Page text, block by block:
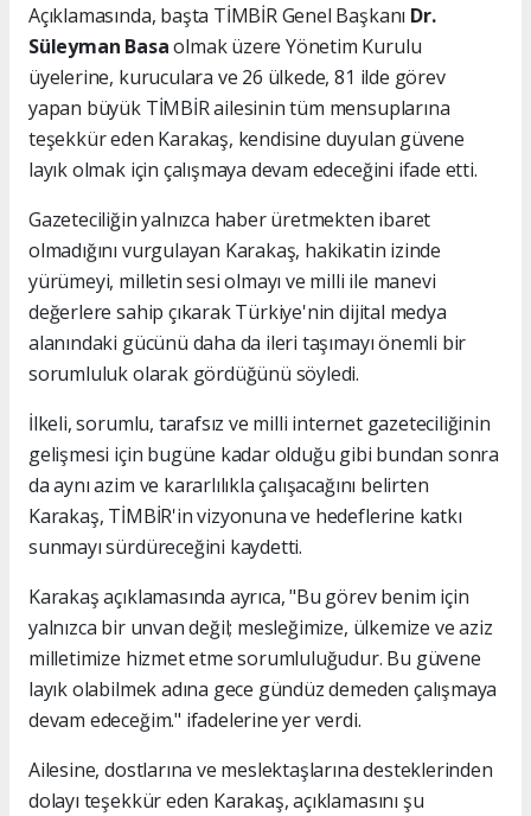
Açıklamasında, başta TİMBİR Genel Başkanı Dr.
Süleyman Basaolmak üzere Yönetim Kurulu
üyelerine, kuruculara ve 26 ülkede, 81 ilde görev
yapan büyük TİMBİR ailesinin tüm mensuplarına
teşekkür eden Karakaş, kendisine duyulan güvene
layık olmak için çalışmaya devam edeceğini ifade etti.
Gazeteciliğin yalnızca haber üretmekten ibaret
olmadığını vurgulayan Karakaş, hakikatin izinde
yürümeyi, milletin sesi olmayı ve milli ile manevi
değerlere sahip çıkarak Türkiye'nin dijital medya
alanındaki gücünü daha da ileri taşımayı önemli bir
sorumluluk olarak gördüğünü söyledi.
İlkeli, sorumlu, tarafsız ve milli internet gazeteciliğinin
gelişmesi için bugüne kadar olduğu gibi bundan sonra
da aynı azim ve kararlılıkla çalışacağını belirten
Karakaş, TİMBİR'in vizyonuna ve hedeflerine katkı
sunmayı sürdüreceğini kaydetti.
Karakaş açıklamasında ayrıca, "Bu görev benim için
yalnızca bir unvan değil; mesleğimize, ülkemize ve aziz
milletimize hizmet etme sorumluluğudur. Bu güvene
layık olabilmek adına gece gündüz demeden çalışmaya
devam edeceğim." ifadelerine yer verdi.
Ailesine, dostlarına ve meslektaşlarına desteklerinden
dolayı teşekkür eden Karakaş, açıklamasını şu